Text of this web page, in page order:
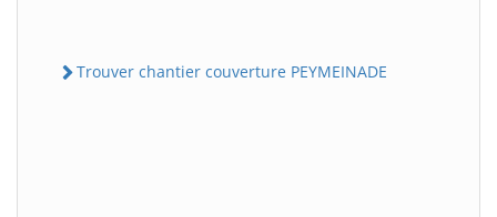
Trouver chantier couverture PEYMEINADE